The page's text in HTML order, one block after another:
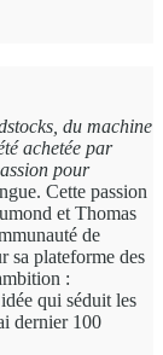
du machine
achetée par
pour
Cette passion
et Thomas
de
sa plateforme des
:
qui séduit les
dernier 100